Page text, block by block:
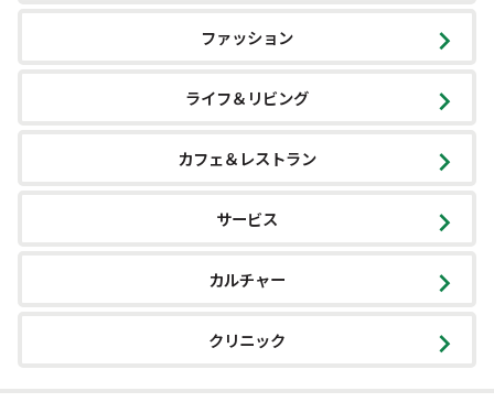
ファッション
ライフ＆リビング
カフェ＆レストラン
サービス
カルチャー
クリニック